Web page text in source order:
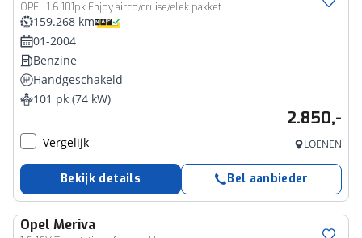
OPEL 1.6 101pk Enjoy airco/cruise/elek pakket
159.268 km
01-2004
Benzine
Handgeschakeld
101 pk (74 kW)
2.850,-
Vergelijk LOENEN
Bekijk details Bel aanbieder
Opel Meriva